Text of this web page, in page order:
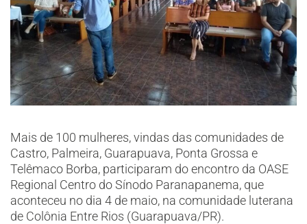
Mais de 100 mulheres, vindas das comunidades de
Castro, Palmeira, Guarapuava, Ponta Grossa e
Telêmaco Borba, participaram do encontro da OASE
Regional Centro do Sínodo Paranapanema, que
aconteceu no dia 4 de maio, na comunidade luterana
de Colônia Entre Rios (Guarapuava/PR).